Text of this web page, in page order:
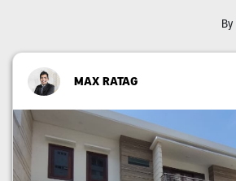
By
MAX RATAG